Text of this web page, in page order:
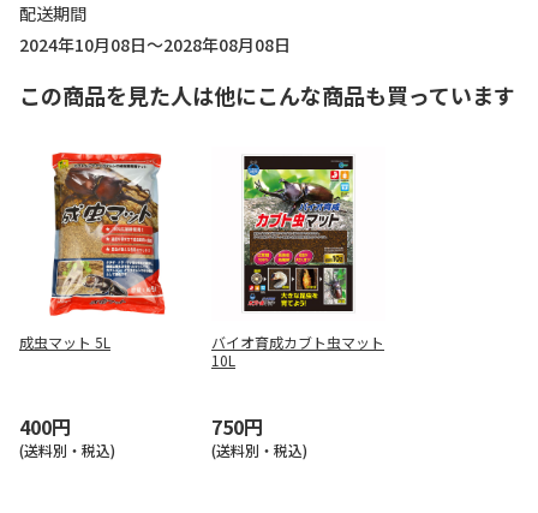
配送期間
2024年10月08日～2028年08月08日
この商品を見た人は他にこんな商品も買っています
成虫マット 5L
400円
(送料別・税込)
バイオ育成カブト虫マット
10L
750円
(送料別・税込)